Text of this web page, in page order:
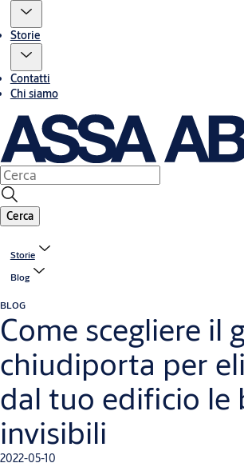
Storie
Contatti
Chi siamo
Cerca
Storie
Blog
BLOG
Come scegliere il
chiudiporta per
dal tuo edificio le
invisibili
2022-05-10